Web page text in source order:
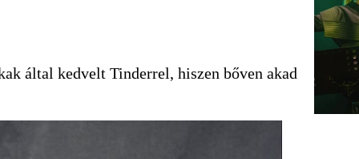
által kedvelt Tinderrel, hiszen bőven akad